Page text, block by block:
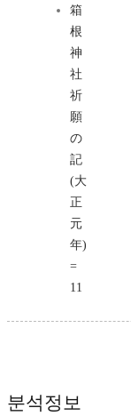
箱
根
神
社
祈
願
の
記
(大
正
元
年)
=
11
분석정보